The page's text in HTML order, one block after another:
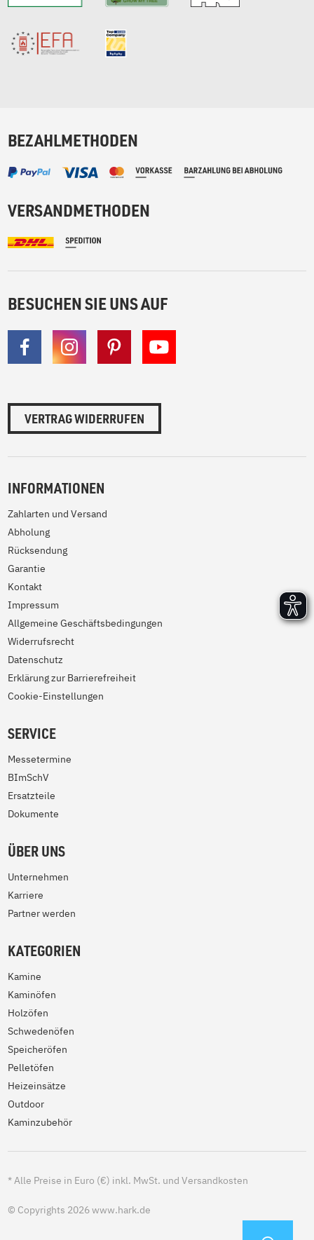
BEZAHLMETHODEN
VERSANDMETHODEN
BESUCHEN SIE UNS AUF
VERTRAG WIDERRUFEN
INFORMATIONEN
Zahlarten und Versand
Abholung
Rücksendung
Garantie
Kontakt
Impressum
Allgemeine Geschäftsbedingungen
Widerrufsrecht
Datenschutz
Erklärung zur Barrierefreiheit
Cookie-Einstellungen
SERVICE
Messetermine
BImSchV
Ersatzteile
Dokumente
ÜBER UNS
Unternehmen
Karriere
Partner werden
KATEGORIEN
Kamine
Kaminöfen
Holzöfen
Schwedenöfen
Speicheröfen
Pelletöfen
Heizeinsätze
Outdoor
Kaminzubehör
*Alle Preise in Euro (€) inkl. MwSt. und Versandkosten
© Copyrights 2026 www.hark.de